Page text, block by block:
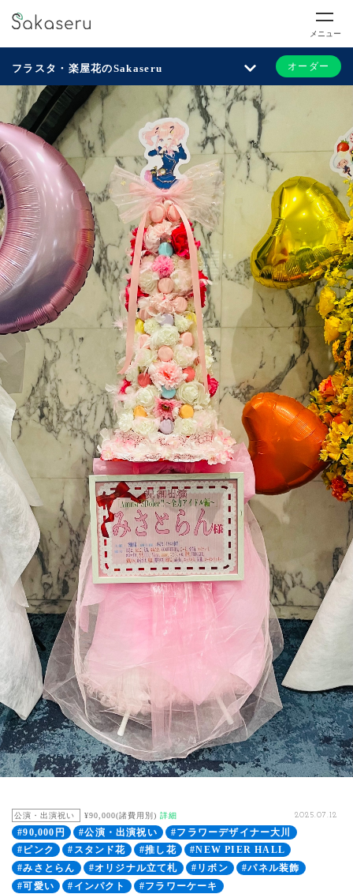
メニュー
フラスタ・楽屋花のSakaseru オーダー
公演・出演祝い ¥90,000(諸費用別) 詳細 2025.07.12
#90,000円 #公演・出演祝い
#フラワーデザイナー大川
#ピンク
#スタンド花 #推し花
#NEW PIER HALL
#みさとらん
#オリジナル立て札 #リボン
#パネル装飾
#可愛い
#インパクト #フラワーケーキ